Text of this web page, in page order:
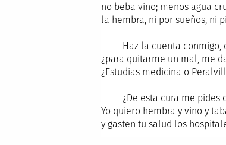
no beba vino; menos agua
la hembra, ni por sueños, ni
Haz la cuenta conmigo,
¿para quitarme un mal, me
¿Estudias medicina o
¿De esta cura me pides
Yo quiero hembra y vino y
y gasten tu salud los